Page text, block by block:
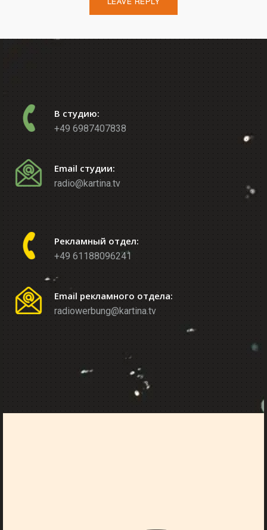
В студию:
+49 6987407838
Email студии:
radio@kartina.tv
Рекламный отдел:
+49 61188096241
Email рекламного отдела:
radiowerbung@kartina.tv